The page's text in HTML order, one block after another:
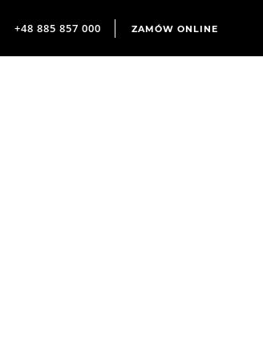
+48 885 857 000 ZAMÓW ONLINE